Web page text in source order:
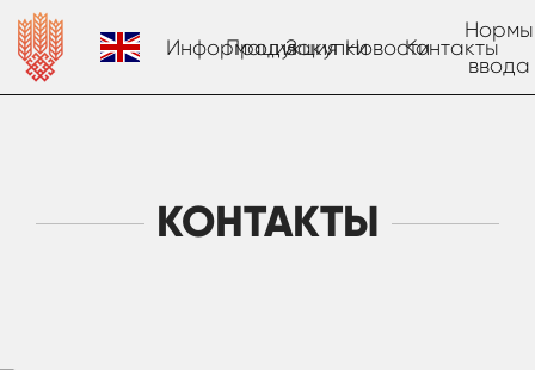
Информация
Продукция
ЗакупкиНовостиКонтакты
Нормы
ввода
КОНТАКТЫ